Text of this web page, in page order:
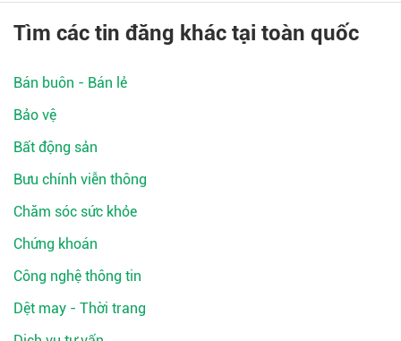
Tìm các tin đăng khác tại toàn quốc
Bán buôn - Bán lẻ
Bảo vệ
Bất động sản
Bưu chính viễn thông
Chăm sóc sức khỏe
Chứng khoán
Công nghệ thông tin
Dệt may - Thời trang